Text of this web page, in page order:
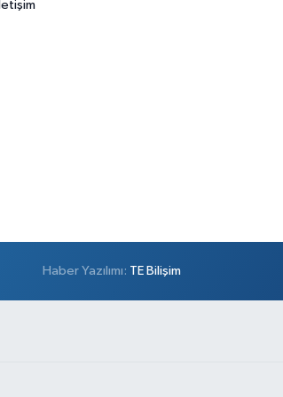
İletişim
Haber Yazılımı: TE Bilişim